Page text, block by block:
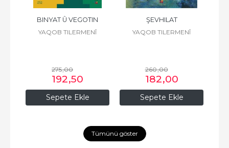
Sepete Ekle
BINYAT Û VEGOTIN
YAQOB TILERMENÎ
275,00
192,50
Sepete Ekle
ŞEVHILAT
YAQOB TILERMENÎ
260,00
182,00
Tümünü göster